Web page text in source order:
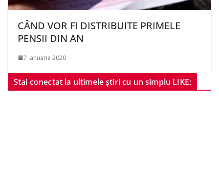
CÂND VOR FI DISTRIBUITE PRIMELE
PENSII DIN AN
7 ianuarie 2020
Stai conectat la ultimele știri cu un simplu LIKE: